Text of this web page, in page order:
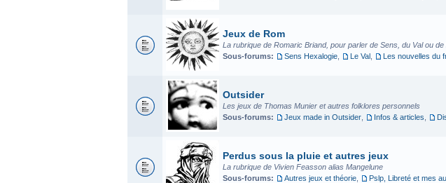
Jeux de Rom
La rubrique de Romaric Briand, pour parler de Sens, du Val ou de
Sous-forums:
Sens Hexalogie Le Val Les nouvelles du
Outsider
Les jeux de Thomas Munier et autres folklores personnels
Sous-forums:
Jeux made in Outsider Infos & articles
Perdus sous la pluie et autres jeux
La rubrique de Vivien Feasson alias Mangelune
Sous-forums:
Autres jeux et théorie Pslp, Libreté et mes